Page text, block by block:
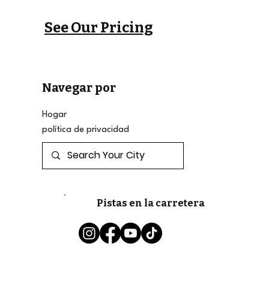
See Our Pricing
Navegar por
Hogar
política de privacidad
Pistas en la carretera